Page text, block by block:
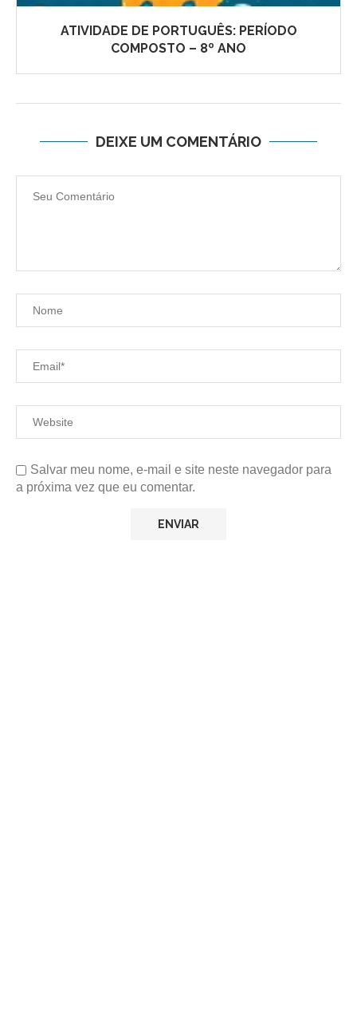
ATIVIDADE DE PORTUGUÊS: PERÍODO
COMPOSTO – 8º ANO
DEIXE UM COMENTÁRIO
Salvar meu nome, e-mail e site neste navegador para
a próxima vez que eu comentar.